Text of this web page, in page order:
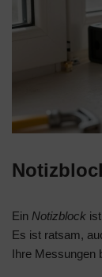
Ein Notizblock
Es ist ratsam,
Ihre Messungen